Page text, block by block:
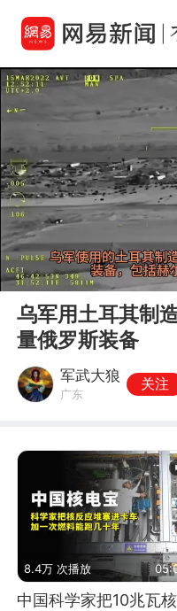
00:00
乌军用土耳其制
量俄罗斯装备
军武大狼
广东
关注
8.4万 次播放
中国科学家把10兆瓦